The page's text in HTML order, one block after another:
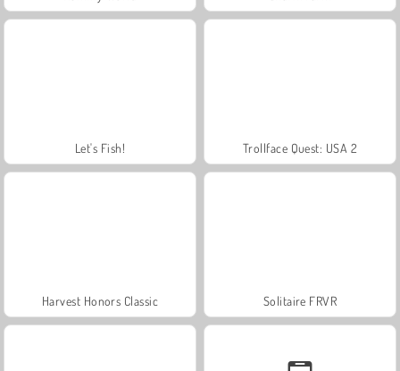
Let's Fish! Trollface Quest: USA 2
Harvest Honors Classic Solitaire FRVR